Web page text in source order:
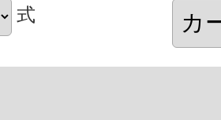
式